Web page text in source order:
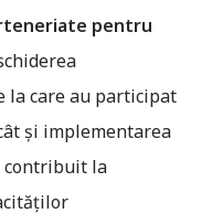
pentru
la care au participat
și implementarea
contribuit la